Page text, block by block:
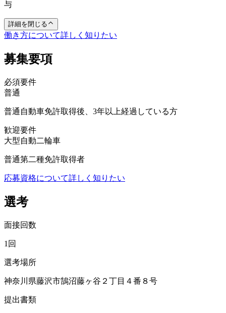
与
詳細を閉じる
働き方について詳しく知りたい
募集要項
必須要件
普通
普通自動車免許取得後、3年以上経過している方
歓迎要件
大型自動二輪車
普通第二種免許取得者
応募資格について詳しく知りたい
選考
面接回数
1回
選考場所
神奈川県藤沢市鵠沼藤ヶ谷２丁目４番８号
提出書類